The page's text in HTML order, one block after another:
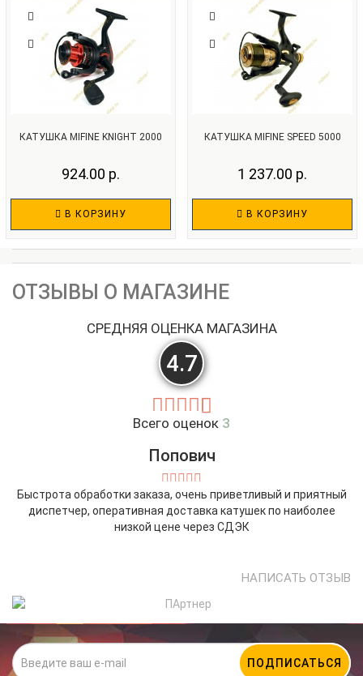
КАТУШКА MIFINE KNIGHT 2000
924.00 р.
В КОРЗИНУ
КАТУШКА MIFINE SPEED 5000
1 237.00 р.
В КОРЗИНУ
ОТЗЫВЫ О МАГАЗИНЕ
СРЕДНЯЯ ОЦЕНКА МАГАЗИНА
4.7
Всего оценок 3
Попович
Быстрота обработки заказа, очень приветливый и приятный
диспетчер, оперативная доставка катушек по наиболее
низкой цене через СДЭК
НАПИСАТЬ ОТЗЫВ
ПОДПИСАТЬСЯ